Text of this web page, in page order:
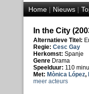
Home|Nieuws|
In the City
Alternatieve Titel:
Regie: Cesc Gay
Herkomst: Spanje
Genre Drama
Speelduur: 110
Met: Mònica López,
meer acteurs